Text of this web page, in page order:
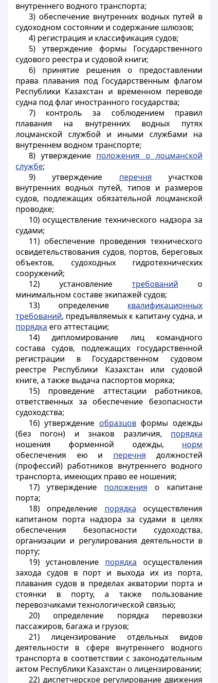
внутреннего водного транспорта;
3) обеспечение внутренних водных путей в
судоходном состоянии и содержание шлюзов;
4) регистрация и классификация судов;
5) утверждение формы Государственного
судового реестра и судовой книги;
6) принятие решения о предоставлении
права плавания под Государственным флагом
Республики Казахстан и временном переводе
судна под флаг иностранного государства;
7) контроль за соблюдением правил
плавания на внутренних водных путях
лоцманской службой и иными службами на
внутреннем водном транспорте;
8) утверждение положения о лоцманской
службе;
9) утверждение перечня участков
внутренних водных путей, типов и размеров
судов, подлежащих обязательной лоцманской
проводке;
10) осуществление технического надзора за
судами;
11) обеспечение проведения технического
освидетельствования судов, портов, береговых
объектов, судоходных гидротехнических
сооружений;
12) установление требований о
минимальном составе экипажей судов;
13) определение квалификационных
требований, предъявляемых к капитану судна, и
порядка его аттестации;
14) дипломирование лиц командного
состава судов, подлежащих государственной
регистрации в Государственном судовом
реестре Республики Казахстан или судовой
книге, а также выдача паспортов моряка;
15) проведение аттестации работников,
ответственных за обеспечение безопасности
судоходства;
16) утверждение образцовформы одежды
(без погон) и знаков различия, порядка
ношения форменной одежды, норм
обеспечения ею и перечня должностей
(профессий) работников внутреннего водного
транспорта, имеющих право ее ношения;
17) утверждение положения о капитане
порта;
18) определение порядка осуществления
капитаном порта надзора за судами в целях
обеспечения безопасности судоходства,
организации и регулирования деятельности в
порту;
19) установление порядка осуществления
захода судов в порт и выхода их из порта,
плавания судов в пределах акватории порта и
стоянки в порту, а также пользование
перевозчиками технологической связью;
20) определение порядка перевозки
пассажиров, багажа и грузов;
21) лицензирование отдельных видов
деятельности в сфере внутреннего водного
транспорта в соответствии с законодательным
актом Республики Казахстан о лицензировании;
22) диспетчерское регулирование движения